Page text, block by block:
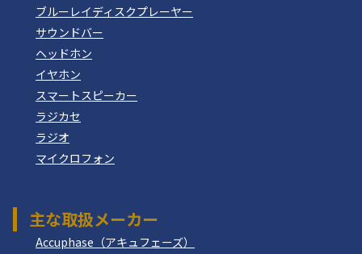
ブルーレイディスクプレーヤー
サウンドバー
ヘッドホン
イヤホン
スマートスピーカー
ラジカセ
ラジオ
マイクロフォン
主な取扱メーカー
Accuphase（アキュフェーズ）